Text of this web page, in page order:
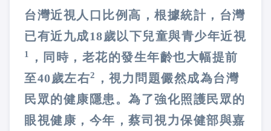
台灣近視人口比例高，根據統計，台灣
已有近九成18歲以下兒童與青少年近視
1
，同時，老花的發生年齡也大幅提前
至40歲左右2
，視力問題儼然成為台灣
民眾的健康隱患。為了強化照護民眾的
眼視健康，今年，蔡司視力保健部與嘉